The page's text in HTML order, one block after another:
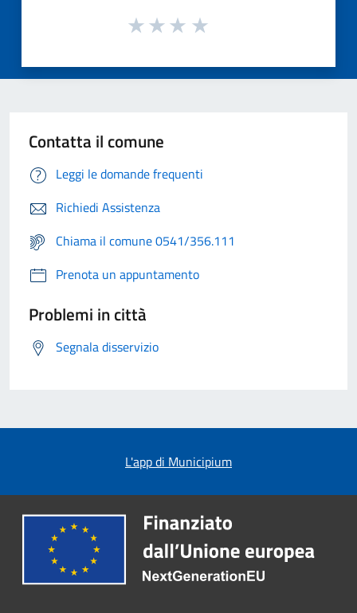
Contatta il comune
Leggi le domande frequenti
Richiedi Assistenza
Chiama il comune 0541/356.111
Prenota un appuntamento
Problemi in città
Segnala disservizio
L'app di Municipium